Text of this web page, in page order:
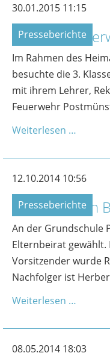
30.01.2015 11:15
Presseberichte
Mit dem
Im Rahmen des
besuchte die 3.
mit ihrem Lehrer,
Feuerwehr
Weiterlesen …
12.10.2014 10:56
Presseberichte
Eltern wählen
An der Grundschule
Elternbeirat gewählt.
Vorsitzender wurde
Nachfolger ist
Weiterlesen …
08.05.2014 18:03